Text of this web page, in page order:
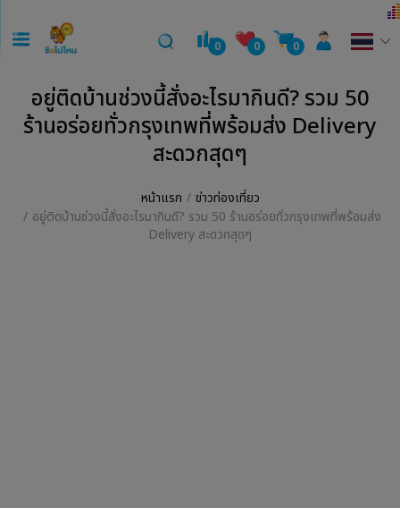
0 0 0
อยู่ติดบ้านช่วงนี้สั่งอะไรมากินดี? รวม 50
ร้านอร่อยทั่วกรุงเทพที่พร้อมส่ง Delivery
สะดวกสุดๆ
หน้าแรก
ข่าวท่องเที่ยว
อยู่ติดบ้านช่วงนี้สั่งอะไรมากินดี? รวม 50 ร้านอร่อยทั่วกรุงเทพที่พร้อมส่ง
Delivery สะดวกสุดๆ